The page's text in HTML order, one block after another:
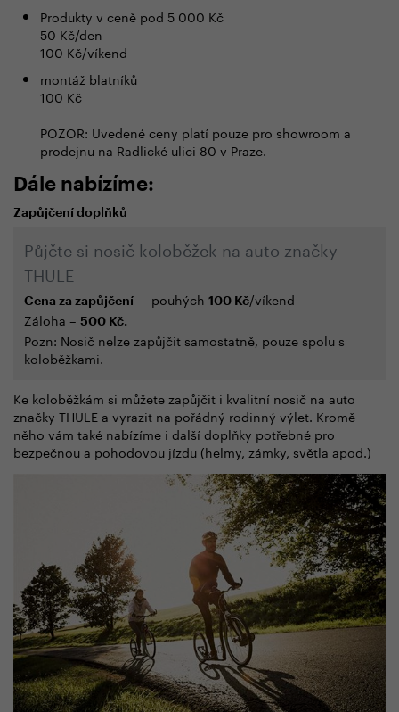
Produkty v ceně pod 5 000 Kč
50 Kč/den
100 Kč/víkend
montáž blatníků
100 Kč
POZOR: Uvedené ceny platí pouze pro showroom a
prodejnu na Radlické ulici 80 v Praze.
Dále nabízíme:
Zapůjčení doplňků
Půjčte si nosič koloběžek na auto značky
THULE
Cena za zapůjčení - pouhých 100 Kč/víkend
Záloha – 500 Kč.
Pozn: Nosič nelze zapůjčit samostatně, pouze spolu s
koloběžkami.
Ke koloběžkám si můžete zapůjčit i kvalitní nosič na auto
značky THULE a vyrazit na pořádný rodinný výlet. Kromě
něho vám také nabízíme i další doplňky potřebné pro
bezpečnou a pohodovou jízdu (helmy, zámky, světla apod.)